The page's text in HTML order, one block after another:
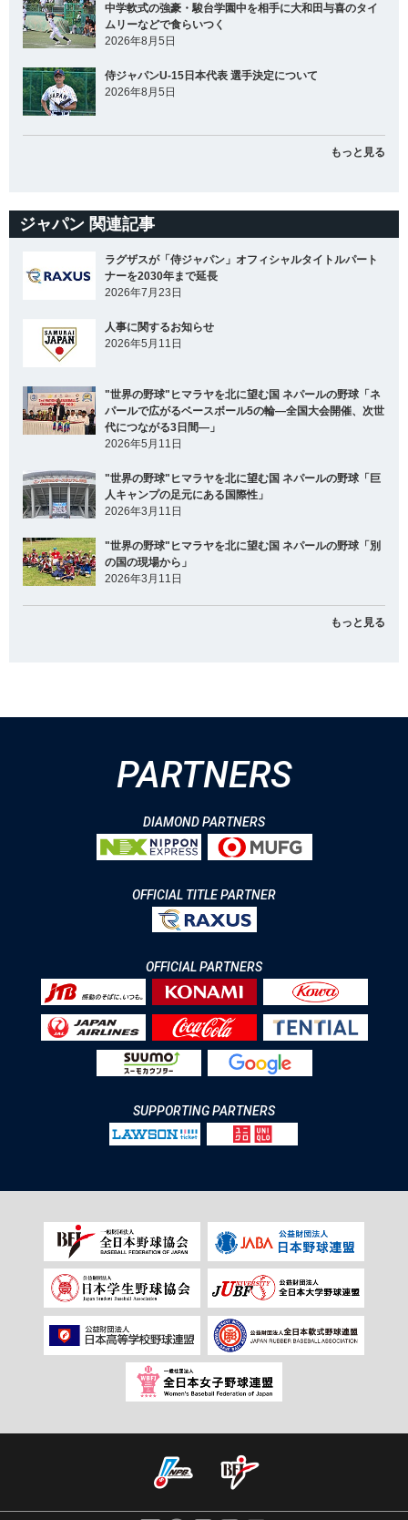
中学軟式の強豪・駿台学園中を相手に大和田与喜のタイ
ムリーなどで食らいつく
2026年8月5日
侍ジャパンU-15日本代表 選手決定について
2026年8月5日
もっと見る
ジャパン 関連記事
ラグザスが「侍ジャパン」オフィシャルタイトルパート
ナーを2030年まで延長
2026年7月23日
人事に関するお知らせ
2026年5月11日
"世界の野球"ヒマラヤを北に望む国 ネパールの野球「ネ
パールで広がるベースボール5の輪―全国大会開催、次世
代につながる3日間―」
2026年5月11日
"世界の野球"ヒマラヤを北に望む国 ネパールの野球「巨
人キャンプの足元にある国際性」
2026年3月11日
"世界の野球"ヒマラヤを北に望む国 ネパールの野球「別
の国の現場から」
2026年3月11日
もっと見る
PARTNERS
DIAMOND PARTNERS
OFFICIAL TITLE PARTNER
OFFICIAL PARTNERS
SUPPORTING PARTNERS